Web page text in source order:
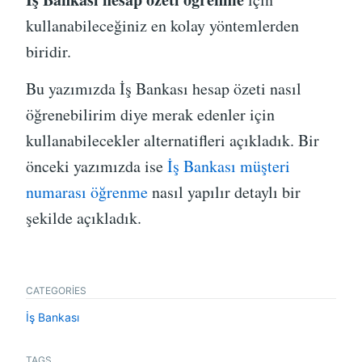
kullanabileceğiniz en kolay yöntemlerden
biridir.
Bu yazımızda İş Bankası hesap özeti nasıl
öğrenebilirim diye merak edenler için
kullanabilecekler alternatifleri açıkladık. Bir
önceki yazımızda iseİş Bankası müşteri
numarası öğrenmenasıl yapılır detaylı bir
şekilde açıkladık.
CATEGORIES
İş Bankası